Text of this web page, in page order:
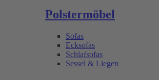
Polstermöbel
Sofas
Ecksofas
Schlafsofas
Sessel & Liegen